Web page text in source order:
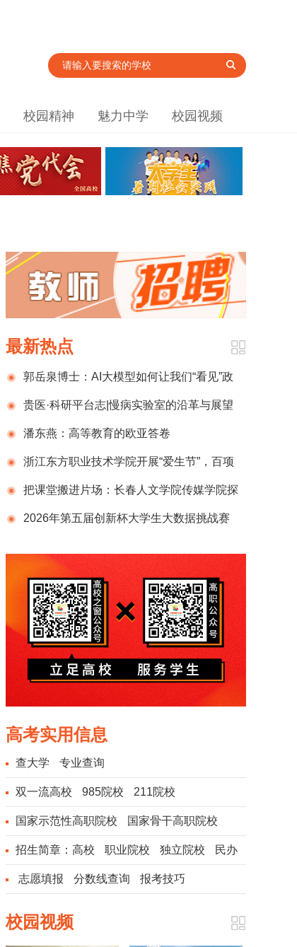
校园精神 魅力中学 校园视频
最新热点
郭岳泉博士：AI大模型如何让我们“看见”政
企协作网络？
贵医·科研平台志|慢病实验室的沿革与展望
潘东燕：高等教育的欧亚答卷
浙江东方职业技术学院开展“爱生节”，百项
活动赋能青年成长
把课堂搬进片场：长春人文学院传媒学院探
索“场景颗粒化”教学新模式
2026年第五届创新杯大学生大数据挑战赛
高考实用信息
查大学 专业查询
双一流高校 985院校 211院校
国家示范性高职院校 国家骨干高职院校
招生简章： 高校 职业院校 独立院校 民办
院校志愿填报 分数线查询 报考技巧
校园视频